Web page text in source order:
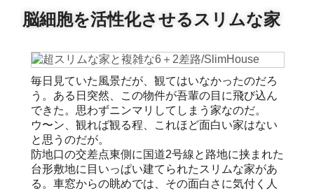
脳細胞を活性化させるスリムな家
毎日見ていた風景だが、観てはいなかったのだろ
う。ある日突然、この物件が吾輩の目に飛び込ん
できた。思わずニンマリしてしまう家なのだ。
ウ〜ン、観れば観る程、これほど面白い家はない
と思うのだが。
防地口の交差点東側に国道2号線と路地に挟まれた
台形敷地に目いっぱい建てられたスリムな家があ
る。車窓からの眺めでは、その面白さに気付く人